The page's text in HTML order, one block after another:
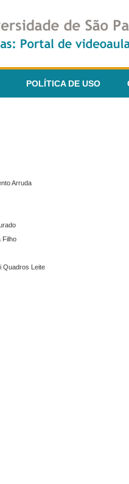
POLÍTICA DE USO
Arruda
Filho
Quadros Leite